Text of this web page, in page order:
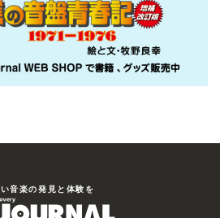
⾳楽の発⾒と体験を